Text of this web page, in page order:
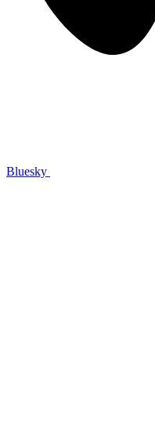
Bluesky